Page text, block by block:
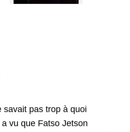
savait pas trop à quoi
vu que Fatso Jetson